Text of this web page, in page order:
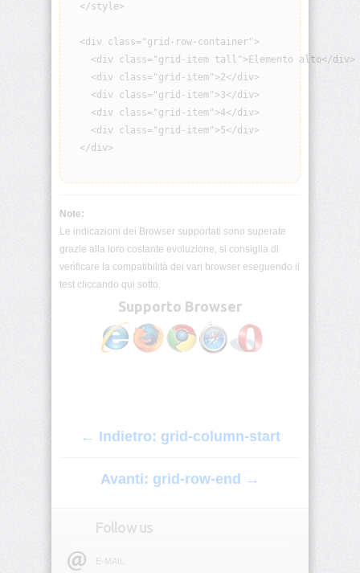
background-
position-
background-
repeat
background-
size
block-
border
border-
block
border-
style
  </style>
  <div class="grid-row-container">
    <div class="grid-item tall">Elemento alto</div>
    <div class="grid-item">2</div>
    <div class="grid-item">3</div>
    <div class="grid-item">4</div>
    <div class="grid-item">5</div>
  </div>
Note:
Le indicazioni dei Browser supportati sono superate
grazie alla loro costante evoluzione, si consiglia di
verificare la compatibilità dei vari browser eseguendo il
test cliccando qui sotto.
Supporto Browser
← Indietro: grid-column-start
Avanti: grid-row-end →
Follow us
E-MAIL